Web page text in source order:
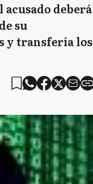
deberá
su
y transfería los